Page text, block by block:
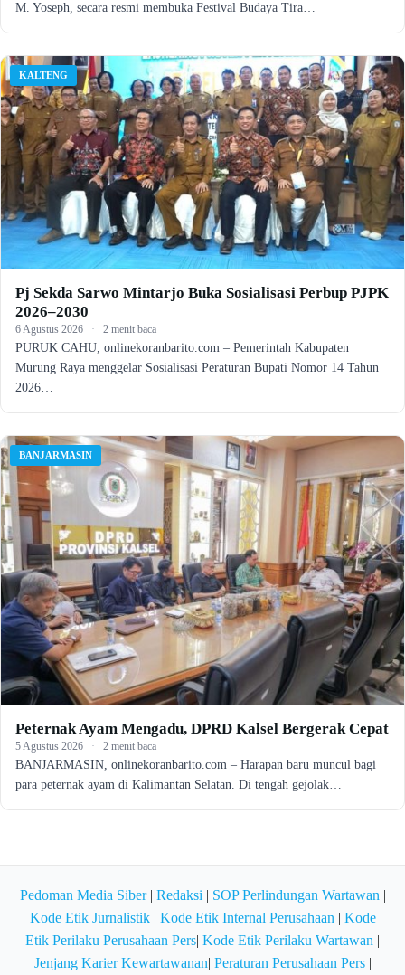
M. Yoseph, secara resmi membuka Festival Budaya Tira…
KALTENG
Pj Sekda Sarwo Mintarjo Buka Sosialisasi Perbup PJPK
2026–2030
6 Agustus 2026 · 2 menit baca
PURUK CAHU, onlinekoranbarito.com – Pemerintah Kabupaten
Murung Raya menggelar Sosialisasi Peraturan Bupati Nomor 14 Tahun
2026…
BANJARMASIN
Peternak Ayam Mengadu, DPRD Kalsel Bergerak Cepat
5 Agustus 2026 · 2 menit baca
BANJARMASIN, onlinekoranbarito.com – Harapan baru muncul bagi
para peternak ayam di Kalimantan Selatan. Di tengah gejolak…
Pedoman Media Siber| Redaksi | SOP Perlindungan Wartawan |
Kode Etik Jurnalistik| Kode Etik Internal Perusahaan | Kode
Etik Perilaku Perusahaan Pers| Kode Etik Perilaku Wartawan |
Jenjang Karier Kewartawanan| Peraturan Perusahaan Pers|